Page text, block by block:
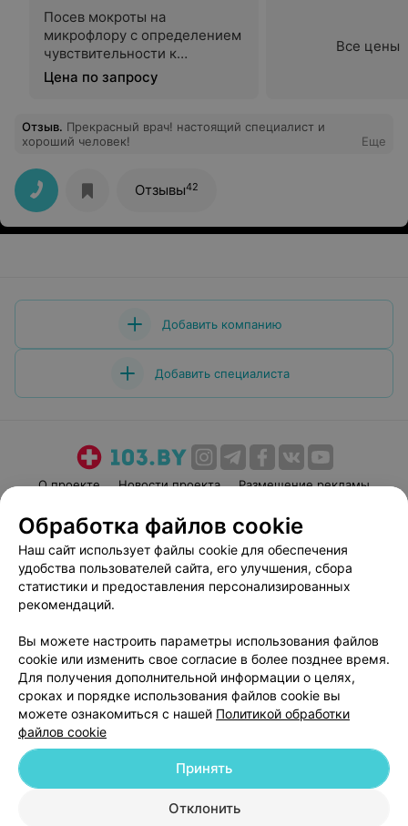
Посев мокроты на
микрофлору с определением
чувствительности к
антибиотикам
Цена по запросу
Все цены
Отзыв. Прекрасный врач! настоящий специалист и
хороший человек!
Еще
Отзывы42
Добавить компанию
Добавить специалиста
О проекте Новости проекта
Размещение рекламы
Пользовательское соглашение
Способы оплаты
Вакансии
Партнеры
Написать руководителю 103.by
Персональные настройки cookie
Обработка персональных данных
© 2026 ООО «Артокс Лаб», УНП 191700409| 220012, Республика Беларусь,
г. Минск, улица Толбухина, 2, пом. 16 | help@103.by
Обработка файлов cookie
Наш сайт использует файлы cookie для обеспечения
удобства пользователей сайта, его улучшения, сбора
статистики и предоставления персонализированных
рекомендаций.
Вы можете настроить параметры использования файлов
cookie или изменить свое согласие в более позднее время.
Для получения дополнительной информации о целях,
сроках и порядке использования файлов cookie вы
можете ознакомиться с нашей Политикой обработки
файлов cookie
Отклонить
Принять